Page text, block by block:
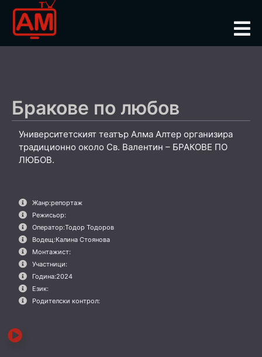
Бракове по любов
Университетският театър Алма Алтер организира
традиционно около Св. Валентин – БРАКОВЕ ПО
ЛЮБОВ.
Жанр:репортаж
Режисьор:
Оператор:Тодор Тодоров
Водещ:Калина Стоянова
Монтажист:
Участници:
Година:2024
Език:
Родителски контрол: